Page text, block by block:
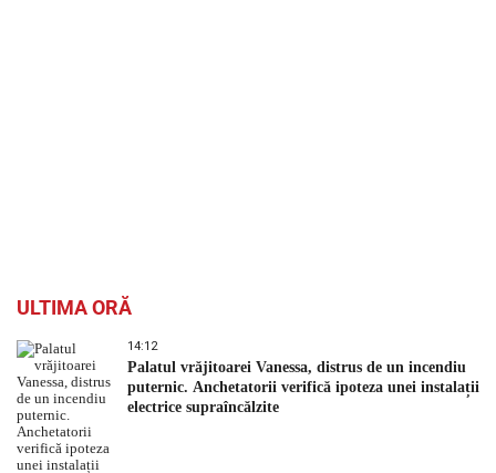
ULTIMA ORĂ
14:12
Palatul vrăjitoarei Vanessa, distrus de un incendiu
puternic. Anchetatorii verifică ipoteza unei instalații
electrice supraîncălzite